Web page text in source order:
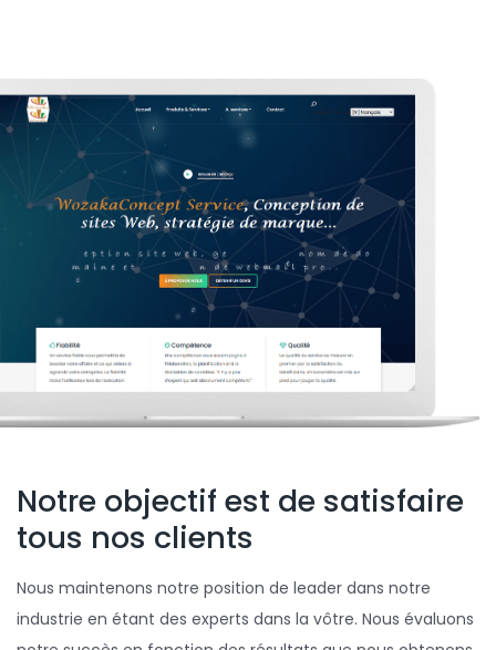
Notre objectif est de satisfaire
tous nos clients
Nous maintenons notre position de leader dans notre
industrie en étant des experts dans la vôtre. Nous évaluons